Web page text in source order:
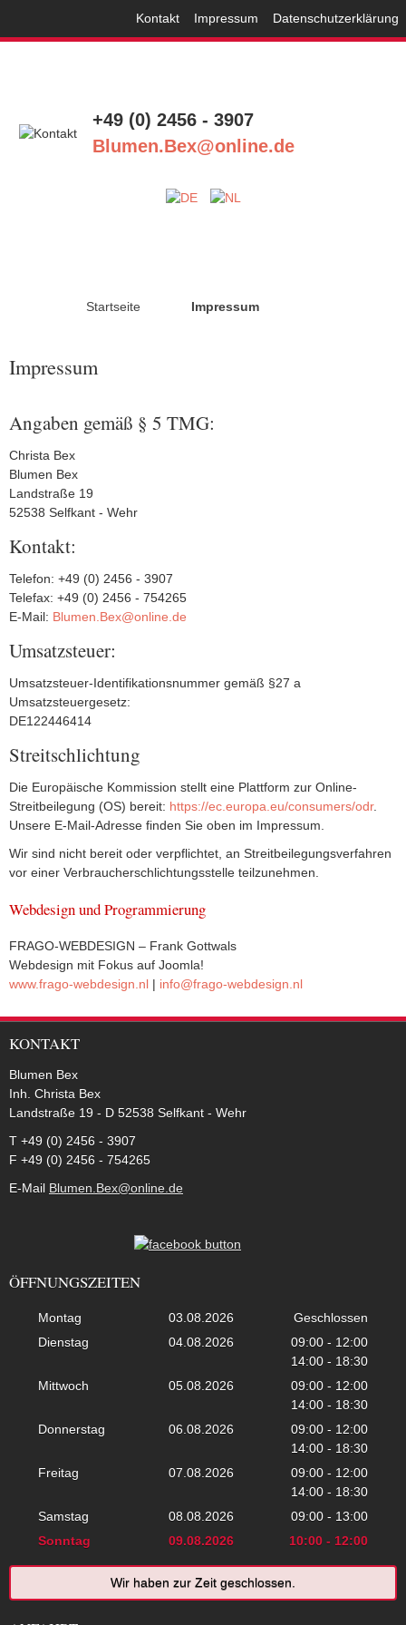
Kontakt Impressum Datenschutzerklärung
+49 (0) 2456 - 3907
Blumen.Bex@online.de
Startseite Impressum
Impressum
Angaben gemäß § 5 TMG:
Christa Bex
Blumen Bex
Landstraße 19
52538 Selfkant - Wehr
Kontakt:
Telefon: +49 (0) 2456 - 3907
Telefax: +49 (0) 2456 - 754265
E-Mail: Blumen.Bex@online.de
Umsatzsteuer:
Umsatzsteuer-Identifikationsnummer gemäß §27 a
Umsatzsteuergesetz:
DE122446414
Streitschlichtung
Die Europäische Kommission stellt eine Plattform zur Online-
Streitbeilegung (OS) bereit: https://ec.europa.eu/consumers/odr.
Unsere E-Mail-Adresse finden Sie oben im Impressum.
Wir sind nicht bereit oder verpflichtet, an Streitbeilegungsverfahren
vor einer Verbraucherschlichtungsstelle teilzunehmen.
Webdesign und Programmierung
FRAGO-WEBDESIGN – Frank Gottwals
Webdesign mit Fokus auf Joomla!
www.frago-webdesign.nl | info@frago-webdesign.nl
KONTAKT
Blumen Bex
Inh. Christa Bex
Landstraße 19 - D 52538 Selfkant - Wehr
T +49 (0) 2456 - 3907
F +49 (0) 2456 - 754265
E-Mail Blumen.Bex@online.de
ÖFFNUNGSZEITEN
Montag 03.08.2026
Geschlossen
Dienstag
04.08.2026
09:00 - 12:00
14:00 - 18:30
Mittwoch
05.08.2026
09:00 - 12:00
14:00 - 18:30
Donnerstag
06.08.2026
09:00 - 12:00
14:00 - 18:30
Freitag
07.08.2026
09:00 - 12:00
14:00 - 18:30
Samstag
08.08.2026
09:00 - 13:00
Sonntag
09.08.2026 10:00 - 12:00
Wir haben zur Zeit geschlossen.